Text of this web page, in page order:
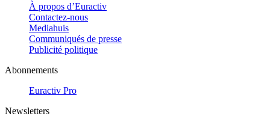
À propos d’Euractiv
Contactez-nous
Mediahuis
Communiqués de presse
Publicité politique
Abonnements
Euractiv Pro
Newsletters